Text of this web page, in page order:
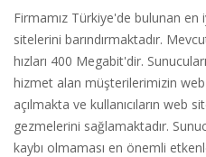
Firmamız Türkiye'de bulunan en
sitelerini barındırmaktadır.
hızları 400 Megabit'dir.
hizmet alan müşterilerimizin web
açılmakta ve kullanıcıların web
gezmelerini sağlamaktadır.
kaybı olmaması en önemli